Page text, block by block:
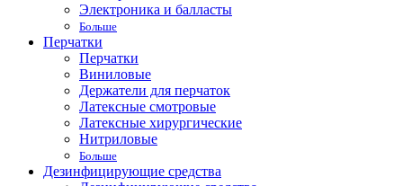
Электроника и балласты
Больше
Перчатки
Перчатки
Виниловые
Держатели для перчаток
Латексные смотровые
Латексные хирургические
Нитриловые
Больше
Дезинфицирующие средства